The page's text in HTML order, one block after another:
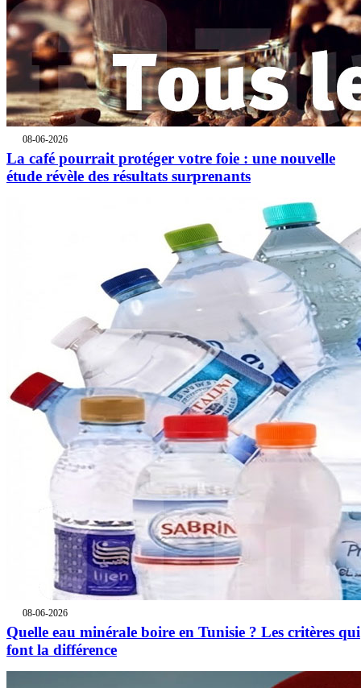
08-06-2026
La café pourrait protéger votre foie : une nouvelle
étude révèle des résultats surprenants
08-06-2026
Quelle eau minérale boire en Tunisie ? Les critères qui
font la différence